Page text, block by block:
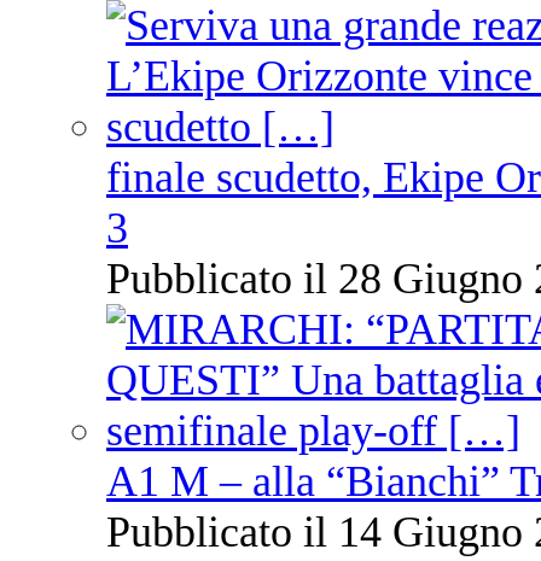
finale scudetto, Ekipe
3
Pubblicato il 28 Giugno
A1 M – alla “Bianchi”
Pubblicato il 14 Giugno